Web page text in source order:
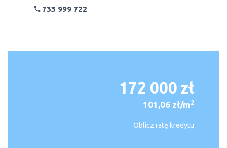
733 999 722
172 000 zł
101,06 zł/m2
Oblicz ratę kredytu